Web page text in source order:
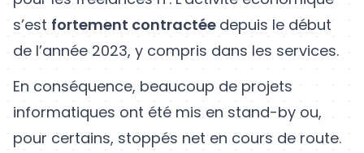
s’est fortement contractée depuis le début
de l’année 2023, y compris dans les services.
En conséquence, beaucoup de projets
informatiques ont été mis en stand-by ou,
pour certains, stoppés net en cours de route.